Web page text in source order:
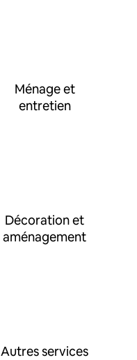
Ménage et
entretien
Décoration et
aménagement
Autres services